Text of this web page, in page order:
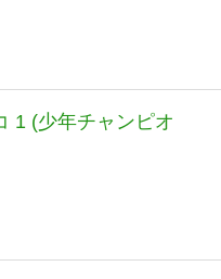
1 (少年チャンピオ